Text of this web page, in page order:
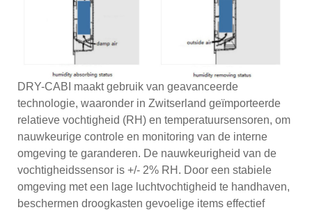
DRY-CABI maakt gebruik van geavanceerde
technologie, waaronder in Zwitserland geïmporteerde
relatieve vochtigheid (RH) en temperatuursensoren, om
nauwkeurige controle en monitoring van de interne
omgeving te garanderen. De nauwkeurigheid van de
vochtigheidssensor is +/- 2% RH. Door een stabiele
omgeving met een lage luchtvochtigheid te handhaven,
beschermen droogkasten gevoelige items effectief